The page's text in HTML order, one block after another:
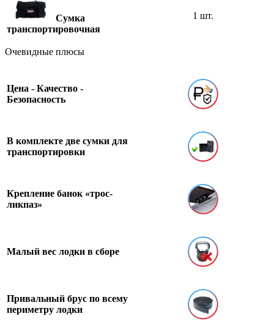
Сумка
транспортировочная
1 шт.
Очевидные плюсы
Цена - Качество -
Безопасность
В комплекте две сумки для
транспортировки
Крепление банок «трос-
ликпаз»
Малый вес лодки в сборе
Привальный брус по всему
периметру лодки